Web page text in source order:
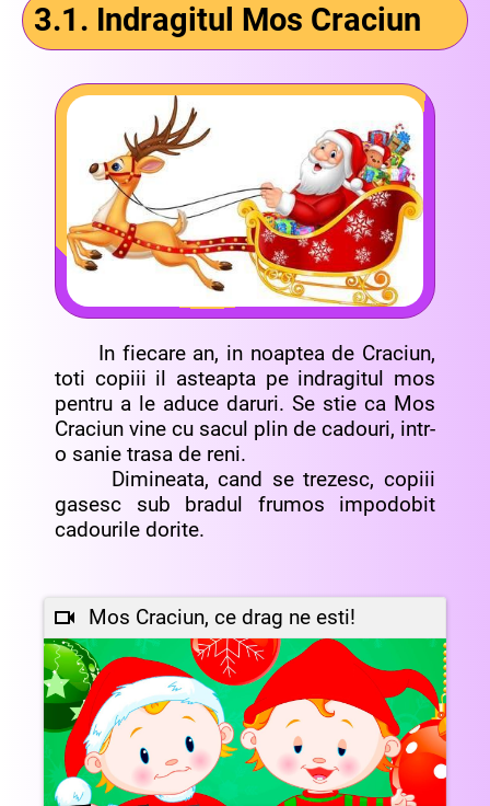
3.1. Indragitul Mos Craciun
In fiecare an, in noaptea de Craciun,
toti copiii il asteapta pe indragitul mos
pentru a le aduce daruri. Se stie ca Mos
Craciun vine cu sacul plin de cadouri, intr-
o sanie trasa de reni.
Dimineata, cand se trezesc, copiii
gasesc sub bradul frumos impodobit
cadourile dorite.
Mos Craciun, ce drag ne esti!